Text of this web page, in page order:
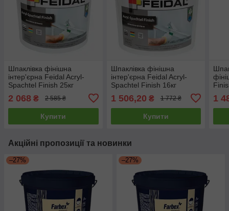
Шпаклівка фінішна
інтер'єрна Feidal Acryl-
Spachtel Finish 25кг
2 068 ₴ 2 585 ₴
Купити
Шпаклівка фінішна
інтер'єрна Feidal Acryl-
Spachtel Finish 16кг
1 506,20 ₴ 1 772 ₴
Купити
1
Акційні пропозиції та новинки
–27% –27%